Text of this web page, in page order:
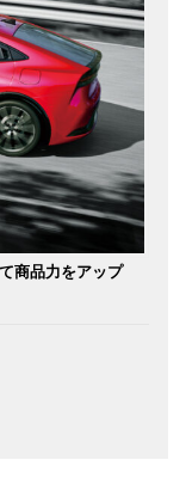
商品力をアップ